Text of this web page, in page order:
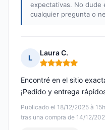
expectativas. No dude
cualquier pregunta o
L
Laura C.
Nota: 5 de 5
Publicado el 18/12/2025 à
tras una compra de 14/12/
Encontré en el sitio
¡Pedido y entrega